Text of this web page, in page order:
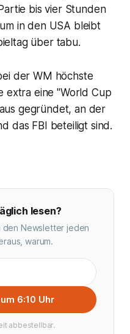
bis vier Stunden
in den USA bleibt
über tabu.
der WM höchste
extra eine "World Cup
gegründet, an der
das FBI beteiligt sind.
lesen?
den Newsletter jeden
warum.
6:10 Uhr
abbestellbar.